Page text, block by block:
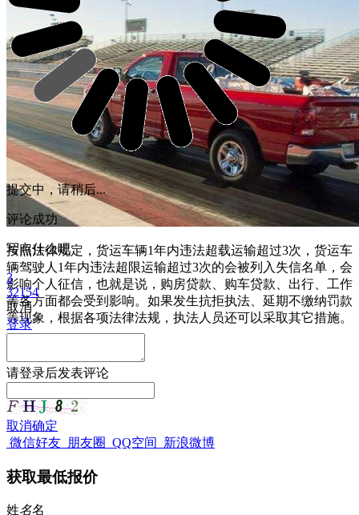
按照法律规定，货运车辆1年内违法超载运输超过3次，货运车
辆驾驶人1年内违法超限运输超过3次的会被列入失信名单，会
影响个人征信，也就是说，购房贷款、购车贷款、出行、工作
等各方面都会受到影响。如果发生抗拒执法、延期不缴纳罚款
等现象，根据各项法律法规，执法人员还可以采取其它措施。
提交中，请稍后...
评论成功
写点什么吧
3
32154
取消
登录
请登录后发表评论
取消确定
微信好友 朋友圈 QQ空间 新浪微博
获取最低报价
姓名名